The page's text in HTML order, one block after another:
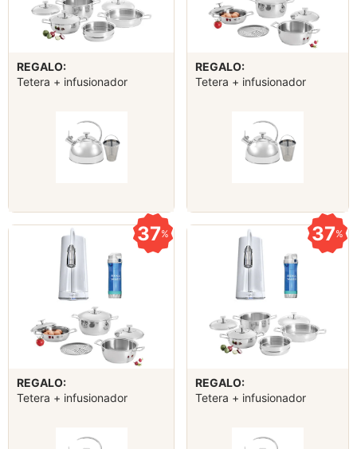
REGALO:
Tetera + infusionador
REGALO:
Tetera + infusionador
37%
REGALO:
Tetera + infusionador
37%
REGALO:
Tetera + infusionador